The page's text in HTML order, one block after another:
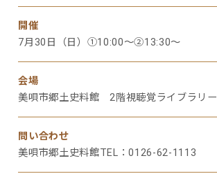
開催
7月30日（日）①10:00～②13:30～
会場
美唄市郷土史料館 2階視聴覚ライブラリー
問い合わせ
美唄市郷土史料館TEL：0126-62-1113